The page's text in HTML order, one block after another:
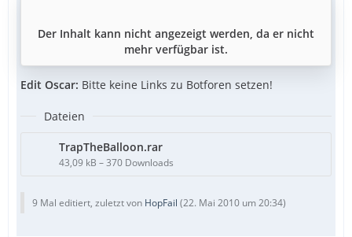
Der Inhalt kann nicht angezeigt werden, da er nicht
mehr verfügbar ist.
Edit Oscar: Bitte keine Links zu Botforen setzen!
Dateien
TrapTheBalloon.rar
43,09 kB – 370 Downloads
9 Mal editiert, zuletzt von HopFail (22. Mai 2010 um 20:34)